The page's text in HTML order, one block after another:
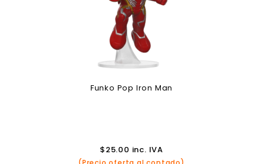
Funko Pop Iron Man
$25.00 inc. IVA